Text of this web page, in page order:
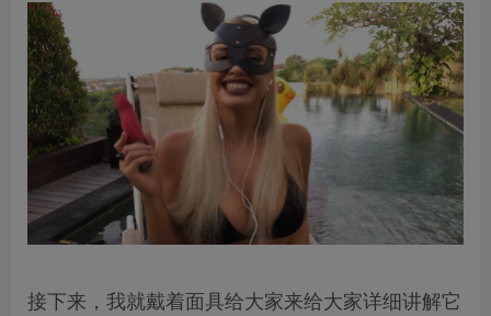
接下来，我就戴着面具给大家来给大家详细讲解它